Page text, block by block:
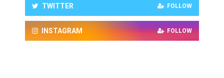
TWITTER FOLLOW
INSTAGRAM FOLLOW